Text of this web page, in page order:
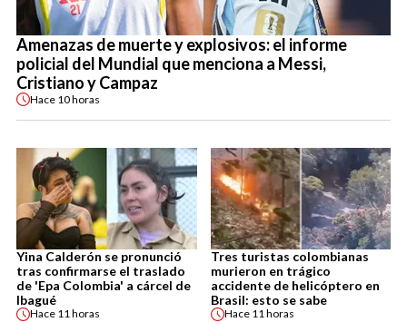
Amenazas de muerte y explosivos: el informe
policial del Mundial que menciona a Messi,
Cristiano y Campaz
Hace 10 horas
Yina Calderón se pronunció
tras confirmarse el traslado
de 'Epa Colombia' a cárcel de
Ibagué
Hace 11 horas
Tres turistas colombianas
murieron en trágico
accidente de helicóptero en
Brasil: esto se sabe
Hace 11 horas